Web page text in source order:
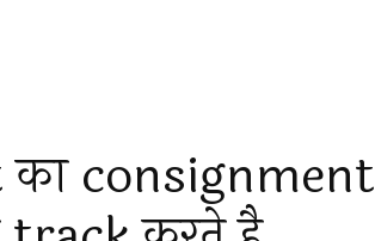
का consignment